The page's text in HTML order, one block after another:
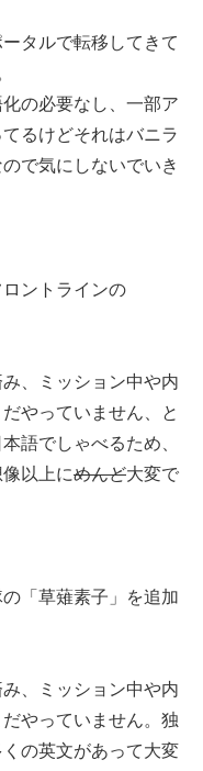
タルで転移してきて
の必要なし、一部ア
るけどそれはバニラ
で気にしないでいき
ントラインの
、ミッション中や内
やっていません、と
語でしゃべるため、
以上にめんど大変で
「草薙素子」を追加
、ミッション中や内
やっていません。独
の英文があって大変